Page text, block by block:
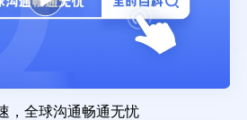
，全球沟通畅通无忧